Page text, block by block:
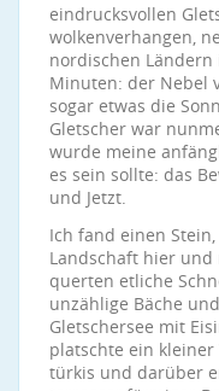
eindrucksvollen
wolkenverhangen,
nordischen Ländern
Minuten: der Nebel
sogar etwas die
Gletscher war
wurde meine
es sein sollte: das
und Jetzt.
Ich fand einen
Landschaft hier
querten etliche
unzählige Bäche
Gletschersee mit
platschte ein kleiner
türkis und darüber